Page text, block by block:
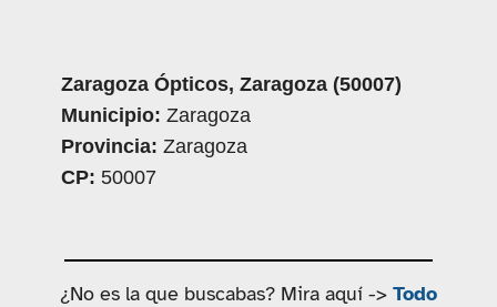
Zaragoza Ópticos, Zaragoza (50007)
Municipio: Zaragoza
Provincia: Zaragoza
CP: 50007
¿No es la que buscabas? Mira aquí -> Todo